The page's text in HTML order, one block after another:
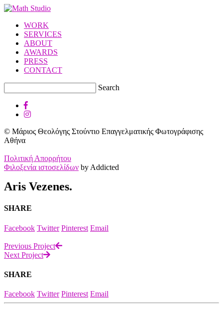
WORK
SERVICES
ABOUT
AWARDS
PRESS
CONTACT
Search
© Μάριος Θεολόγης Στούντιο Επαγγελματικής Φωτογράφισης
Αθήνα
Πολιτική Απορρήτου
Φιλοξενία ιστοσελίδων by Addicted
Aris Vezenes.
SHARE
Facebook Twitter Pinterest Email
Previous Project
Next Project
SHARE
Facebook Twitter Pinterest Email